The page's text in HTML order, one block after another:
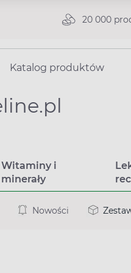
20 000
Katalog produktów
Witaminy i
minerały
Nowości